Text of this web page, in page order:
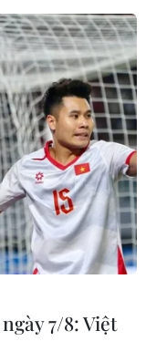
khí lạnh,
lạnh vào
phổ biến 20-23
7/8: Việt